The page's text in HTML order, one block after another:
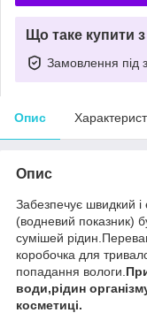
Що таке купити
Замовлення під
Опис
Опис
Забезпечує швидкий
(водневий показник)
сумішей
коробочка для
попадання вологи.
води,рідин
косметиці.